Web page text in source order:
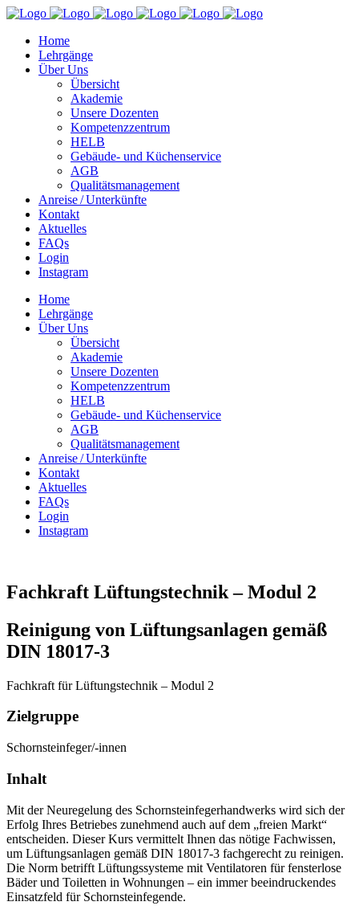
Home
Lehrgänge
Über Uns
Übersicht
Akademie
Unsere Dozenten
Kompetenzzentrum
HELB
Gebäude- und Küchenservice
AGB
Qualitätsmanagement
Anreise / Unterkünfte
Kontakt
Aktuelles
FAQs
Login
Instagram
Home
Lehrgänge
Über Uns
Übersicht
Akademie
Unsere Dozenten
Kompetenzzentrum
HELB
Gebäude- und Küchenservice
AGB
Qualitätsmanagement
Anreise / Unterkünfte
Kontakt
Aktuelles
FAQs
Login
Instagram
Fachkraft Lüftungstechnik – Modul 2
Reinigung von Lüftungsanlagen gemäß
DIN 18017-3
Fachkraft für Lüftungstechnik – Modul 2
Zielgruppe
Schornsteinfeger/-innen
Inhalt
Mit der Neuregelung des Schornsteinfegerhandwerks wird sich der
Erfolg Ihres Betriebes zunehmend auch auf dem „freien Markt“
entscheiden. Dieser Kurs vermittelt Ihnen das nötige Fachwissen,
um Lüftungsanlagen gemäß DIN 18017-3 fachgerecht zu reinigen.
Die Norm betrifft Lüftungssysteme mit Ventilatoren für fensterlose
Bäder und Toiletten in Wohnungen – ein immer beeindruckendes
Einsatzfeld für Schornsteinfegende.